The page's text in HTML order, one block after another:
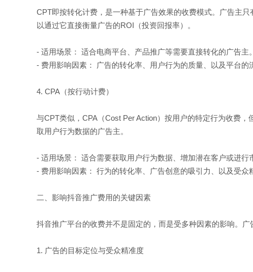
CPT即按转化计费，是一种基于广告效果的收费模式。广告主
以通过它直接衡量广告的ROI（投资回报率）。
- 适用场景： 适合电商平台、产品推广等需要直接转化的广告主。
- 费用影响因素： 广告的转化率、用户行为的质量、以及平台的
4. CPA（按行动计费）
与CPT类似，CPA（Cost Per Action）按用户的特定行为收费
取用户行为数据的广告主。
- 适用场景： 适合需要获取用户行为数据、增加潜在客户或进行
- 费用影响因素： 行为的转化率、广告创意的吸引力、以及受众
二、影响抖音推广费用的关键因素
抖音推广平台的收费并不是固定的，而是受多种因素的影响。
1. 广告的目标定位与受众精准度